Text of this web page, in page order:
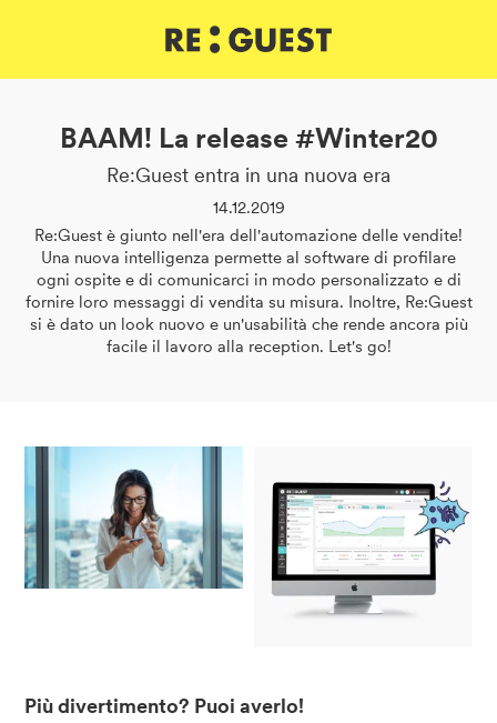
BAAM! La release #Winter20
Re:Guest entra in una nuova era
14.12.2019
Re:Guest è giunto nell'era dell'automazione delle vendite!
Una nuova intelligenza permette al software di profilare
ogni ospite e di comunicarci in modo personalizzato e di
fornire loro messaggi di vendita su misura. Inoltre, Re:Guest
si è dato un look nuovo e un'usabilità che rende ancora più
facile il lavoro alla reception. Let's go!
Più divertimento? Puoi averlo!